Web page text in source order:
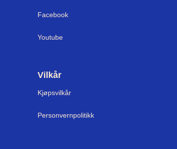
Facebook
Youtube
Vilkår
Kjøpsvilkår
Personvernpolitikk